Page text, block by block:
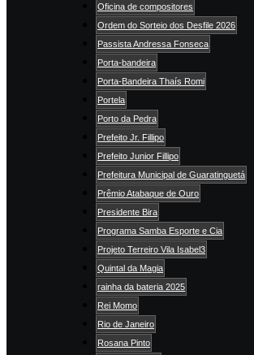
Oficina de compositores
Ordem do Sorteio dos Desfile 2026
Passista Andressa Fonseca
Porta-bandeira
Porta-Bandeira Thaís Romi
Portela
Porto da Pedra
Prefeito Jr. Fillipo
Prefeito Junior Fillipo
Prefeitura Municipal de Guaratinguetá
Prêmio Atabaque de Ouro
Presidente Bira
Programa Samba Esporte e Cia
Projeto Terreiro Vila Isabel3
Quintal da Magia
rainha da bateria 2025
Rei Momo
Rio de Janeiro
Rosana Pinto